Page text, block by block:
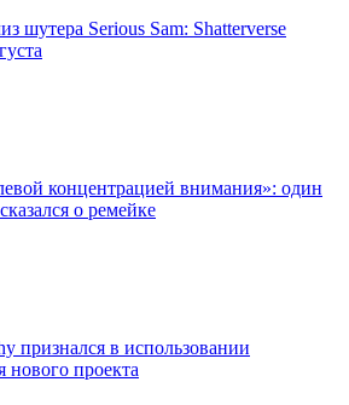
шутера Serious Sam: Shatterverse
концентрацией внимания»: один
о ремейке
признался в использовании
нового проекта